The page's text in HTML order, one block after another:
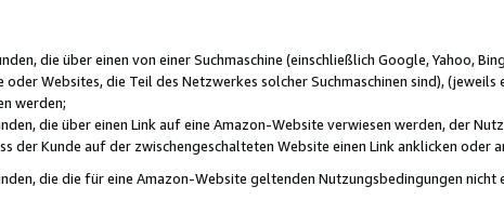
die über einen von einer Suchmaschine (einschließlich Google, Yahoo,
Websites, die Teil des Netzwerkes solcher Suchmaschinen sind), (jeweils
werden;
die über einen Link auf eine Amazon-Website verwiesen werden, der
der Kunde auf der zwischengeschalteten Website einen Link anklicken oder
die die für eine Amazon-Website geltenden Nutzungsbedingungen nicht